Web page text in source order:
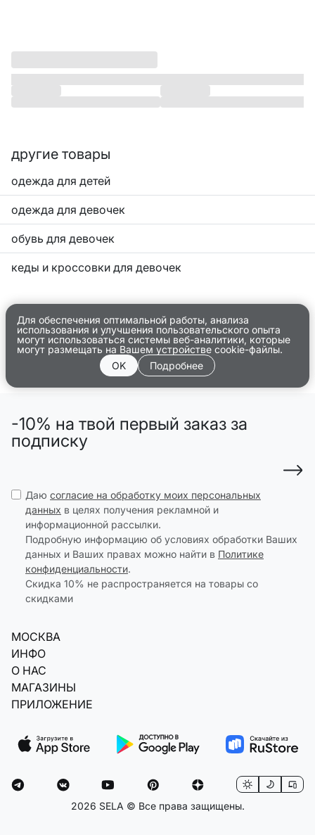
другие товары
одежда для детей
одежда для девочек
обувь для девочек
кеды и кроссовки для девочек
Для обеспечения оптимальной работы, анализа
использования и улучшения пользовательского опыта
могут использоваться системы веб-аналитики, которые
могут размещать на Вашем устройстве cookie-файлы.
OK
Подробнее
-10% на твой первый заказ за
подписку
Даю согласие на обработку моих персональных
данных в целях получения рекламной и
информационной рассылки.
Подробную информацию об условиях обработки Ваших
данных и Ваших правах можно найти в Политике
конфиденциальности.
Скидка 10% не распространяется на товары со
скидками
МОСКВА
ИНФО
О НАС
МАГАЗИНЫ
ПРИЛОЖЕНИЕ
2026 SELA © Все права защищены.